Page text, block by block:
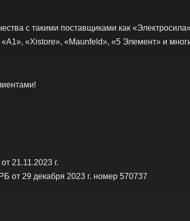
с такими поставщиками как
«Xistore», «Maunfeld», «5 Элемент» и
21.11.2023 г.
от 29 декабря 2023 г. номер 570737